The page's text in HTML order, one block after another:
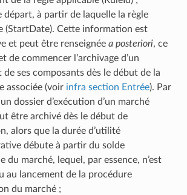
départ, à partir de laquelle la règle
(StartDate). Cette information est
et peut être renseignée a posteriori, ce
de commencer l’archivage d’un
de ses composants dès le début de la
associée (voir infra section Entrée). Par
dossier d’exécution d’un marché
être archivé dès le début de
alors que la durée d’utilité
débute à partir du solde
du marché, lequel, par essence, n’est
au lancement de la procédure
du marché ;